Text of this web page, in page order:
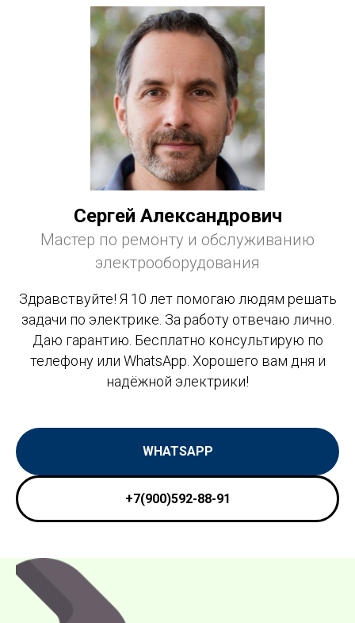
Сергей Александрович
Мастер по ремонту и обслуживанию
электрооборудования
Здравствуйте! Я 10 лет помогаю людям решать
задачи по электрике. За работу отвечаю лично.
Даю гарантию. Бесплатно консультирую по
телефону или WhatsApp. Хорошего вам дня и
надёжной электрики!
WHATSAPP
+7(900)592-88-91